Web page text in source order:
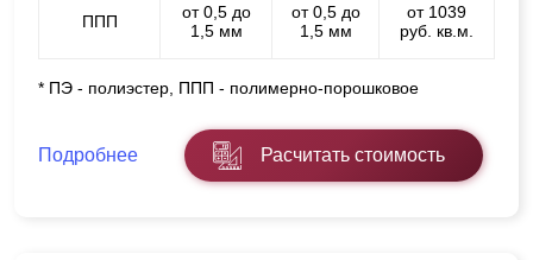
ППП
от 0,5 до
1,5 мм
от 0,5 до
1,5 мм
от 1039
руб. кв.м.
* ПЭ - полиэстер, ППП - полимерно-порошковое
Подробнее Расчитать стоимость